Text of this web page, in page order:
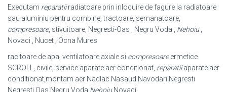
Executam reparatiiradiatoare prin inlocuire de fagure la radiatoare
sau aluminiu pentru combine, tractoare, semanatoare,
compresoare, stivuitoare, Negresti-Oas , Negru Voda , Nehoiu,
Novaci , Nucet , Ocna Mures
racitoare de apa, ventilatoare axiale si compresoareermetice
SCROLL, civile, service aparate aer conditionat, reparatiiaparate aer
conditionat,montam aer Nadlac Nasaud Navodari Negresti
Negresti Oas Negru Voda NehoiuNovaci